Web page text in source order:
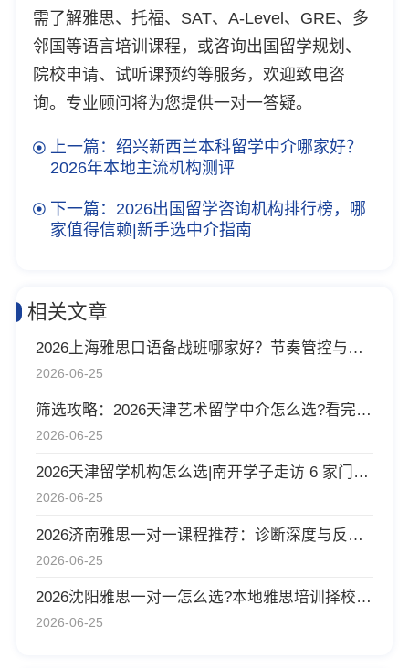
需了解雅思、托福、SAT、A-Level、GRE、多
邻国等语言培训课程，或咨询出国留学规划、
院校申请、试听课预约等服务，欢迎致电咨
询。专业顾问将为您提供一对一答疑。
上一篇：绍兴新西兰本科留学中介哪家好？
2026年本地主流机构测评
下一篇：2026出国留学咨询机构排行榜，哪
家值得信赖|新手选中介指南
相关文章
2026上海雅思口语备战班哪家好？节奏管控与密集训练闭环
2026-06-25
筛选攻略：2026天津艺术留学中介怎么选?看完再实地走访
2026-06-25
2026天津留学机构怎么选|南开学子走访 6 家门店，新航道线下完整体验记录
2026-06-25
2026济南雅思一对一课程推荐：诊断深度与反馈效率解析
2026-06-25
2026沈阳雅思一对一怎么选?本地雅思培训择校思路全梳理
2026-06-25